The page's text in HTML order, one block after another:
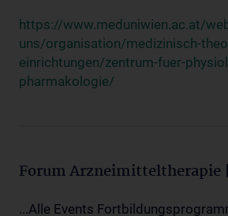
https://www.meduniwien.ac.at/
uns/organisation/medizinisch-
einrichtungen/zentrum-fuer-
pharmakologie/
Forum Arzneimitteltherapie
...Alle Events